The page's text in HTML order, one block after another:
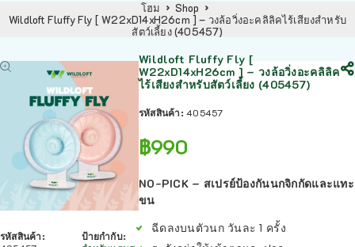
โฮม
Shop
Wildloft Fluffy Fly [ W22xD14xH26cm ] – วงล้อวิ่งอะคลิลิคไร้เสียงสำหรับ
สัตว์เลี้ยง (405457)
รหัสสินค้า:
ป้ายกำกับ:
Wildloft Fluffy Fly [
W22xD14xH26cm ] – วงล้อวิ่งอะคลิลิค
ไร้เสียงสำหรับสัตว์เลี้ยง (405457)
รหัสสินค้า:405457
฿990
NO-PICK – สเปรย์ป้องกันนกจิกกัดและแทะ
ขน
ฉีดลงบนตัวนก วันละ 1 ครั้ง